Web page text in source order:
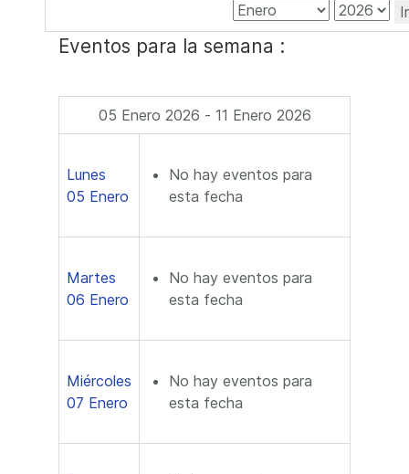
Eventos para la semana :
05 Enero 2026 - 11 Enero 2026
Lunes
05 Enero
No hay eventos para
esta fecha
Martes
06 Enero
No hay eventos para
esta fecha
Miércoles
07 Enero
No hay eventos para
esta fecha